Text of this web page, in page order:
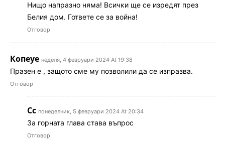
Нищо напразно няма! Всички ще се изредят през
Белия дом. Гответе се за война!
Отговор
Копеуе неделя, 4 февруари 2024 At 19:38
Празен е , защото сме му позволили да се изпразва.
Отговор
Сс понеделник, 5 февруари 2024 At 20:34
За горната глава става въпрос
Отговор